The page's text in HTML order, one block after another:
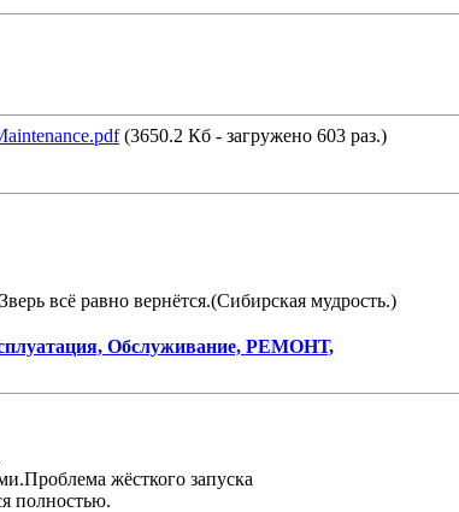
(3650.2 Кб - загружено 603 раз.)
всё равно вернётся.(Сибирская мудрость.)
Обслуживание, РЕМОНТ,
жёсткого запуска
полностью.